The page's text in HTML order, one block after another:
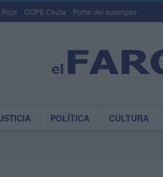
Roja COPE Ceuta Portal del suscriptor
POLÍTICA CULTURA